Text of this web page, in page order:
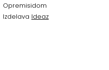
Opremisidom
Izdelava Ideaz